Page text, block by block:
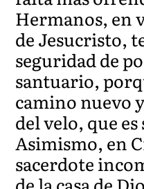
Hermanos, en
de Jesucristo,
seguridad de
santuario,
camino nuevo
del velo, que
Asimismo, en
sacerdote